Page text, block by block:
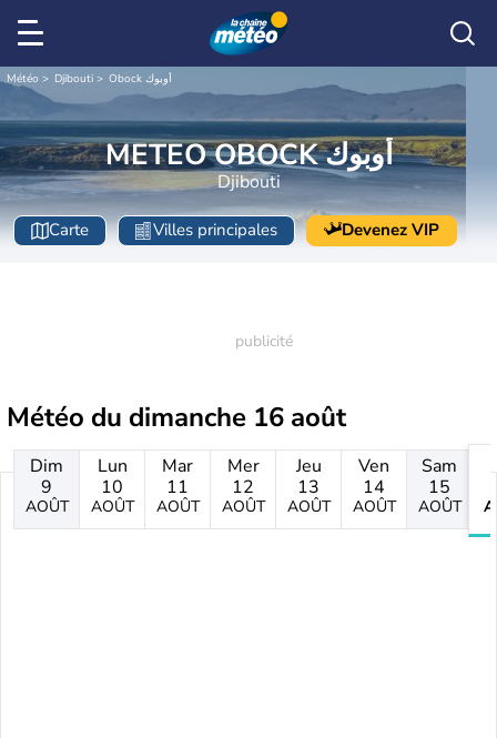
Météo Djibouti Obock أوبوك
METEO OBOCK أوبوك
Djibouti
Carte Villes principales Devenez VIP
Météo du dimanche 16 août
Dim
9
AOÛT
Lun
10
AOÛT
Mar
11
AOÛT
Mer
12
AOÛT
Jeu
13
AOÛT
Ven
14
AOÛT
Sam
15
AOÛT